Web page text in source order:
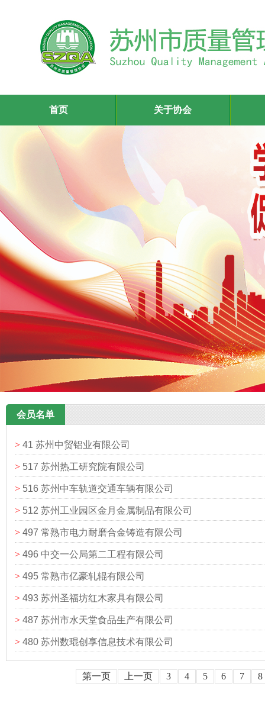
首页 关于协会
会员名单
> 41 苏州中贸铝业有限公司
> 517 苏州热工研究院有限公司
> 516 苏州中车轨道交通车辆有限公司
> 512 苏州工业园区金月金属制品有限公司
> 497 常熟市电力耐磨合金铸造有限公司
> 496 中交一公局第二工程有限公司
> 495 常熟市亿豪轧辊有限公司
> 493 苏州圣福坊红木家具有限公司
> 487 苏州市水天堂食品生产有限公司
> 480 苏州数琨创享信息技术有限公司
第一页 上一页 3 4 5 6 7 8